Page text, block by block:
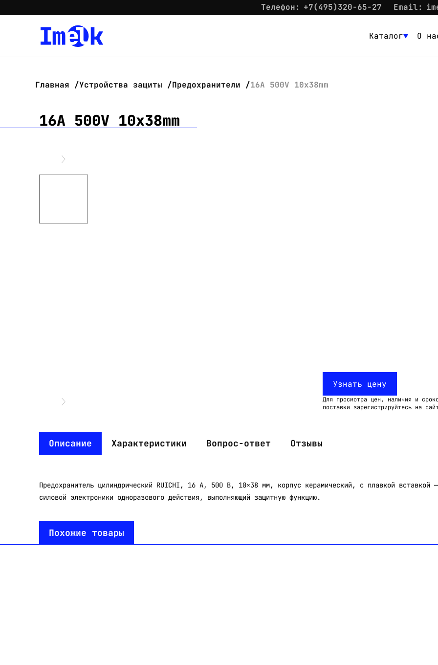
Телефон: +7(495)320-65-27 Email:
Каталог О
Главная Устройства защиты Предохранители 16A 500V 10x38mm
16A 500V 10x38mm
Узнать цену
Для просмотра цен, наличия и
поставки зарегистрируйтесь на
Описание Характеристики Вопрос-ответ Отзывы
Предохранитель цилиндрический RUICHI, 16 A, 500 В, 10×38 мм, корпус керамический, с плавкой вставкой
силовой электроники одноразового действия, выполняющий защитную функцию.
Похожие товары